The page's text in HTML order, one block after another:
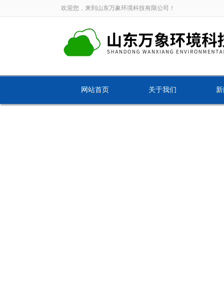
欢迎您，来到山东万象环境科技有限公司！
网站首页 关于我们